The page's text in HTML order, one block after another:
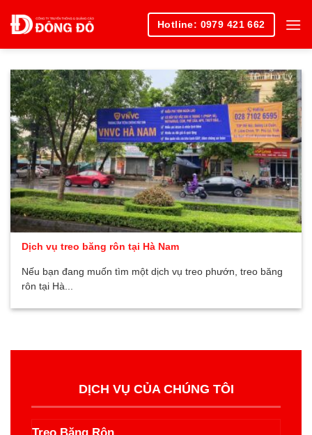
Hotline: 0979 421 662
Dịch vụ treo băng rôn tại Hà Nam
Nếu bạn đang muốn tìm một dịch vụ treo phướn, treo băng
rôn tại Hà...
DỊCH VỤ CỦA CHÚNG TÔI